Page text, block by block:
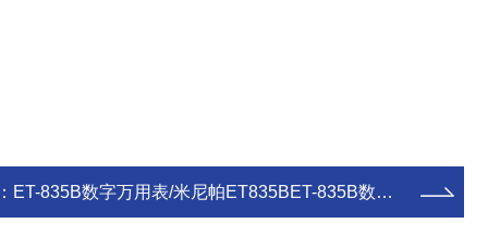
ET-835B数字万用表/米尼帕ET835BET-835B数字万用表/米尼帕ET835B